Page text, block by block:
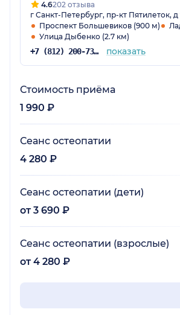
4.6202 отзыва
г Санкт-Петербург, пр-кт Пятилеток, д
Проспект Большевиков (900 м)
Улица Дыбенко (2.7 км)
+7 (812) 200-73-56 показать
Стоимость приёма
1 990 ₽
Сеанс остеопатии
4 280 ₽
Сеанс остеопатии (дети)
от 3 690 ₽
Сеанс остеопатии (взрослые)
от 4 280 ₽